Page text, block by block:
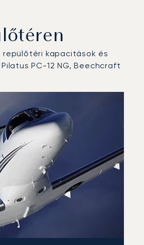
kapacitások és
PC-12 NG, Beechcraft